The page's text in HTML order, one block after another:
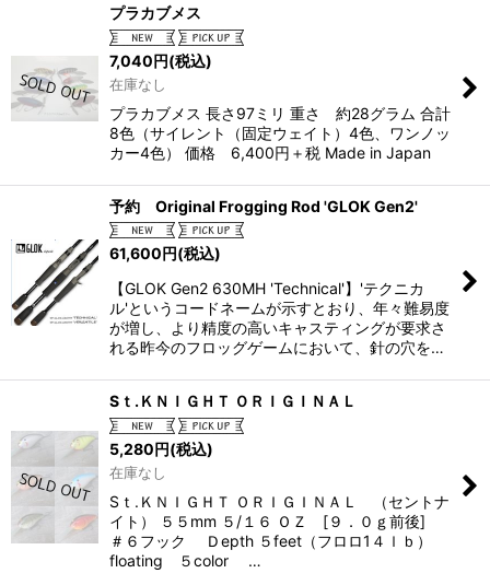
プラカブメス
7,040円(税込)
在庫なし
プラカブメス 長さ97ミリ 重さ 約28グラム 合計
8色（サイレント（固定ウェイト）4色、ワンノッ
カー4色） 価格 6,400円＋税 Made in Japan
予約 Original Frogging Rod 'GLOK Gen2'
61,600円(税込)
【GLOK Gen2 630MH 'Technical'】'テクニカ
ル'というコードネームが示すとおり、年々難易度
が増し、より精度の高いキャスティングが要求さ
れる昨今のフロッグゲームにおいて、針の穴を…
Sｔ.ＫＮＩＧＨＴ ＯＲＩＧＩＮＡＬ
5,280円(税込)
在庫なし
Sｔ.ＫＮＩＧＨＴ ＯＲＩＧＩＮＡＬ （セントナ
イト） ５５mm ５/１６ ＯＺ [９．０ｇ前後]
＃６フック Ｄepth ５feet（フロロ1４ｌｂ）
floating ５color …